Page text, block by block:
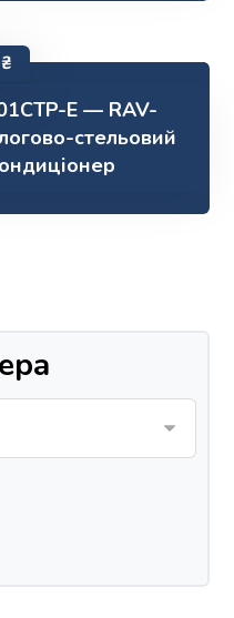
E — RAV-
стельовий
₴